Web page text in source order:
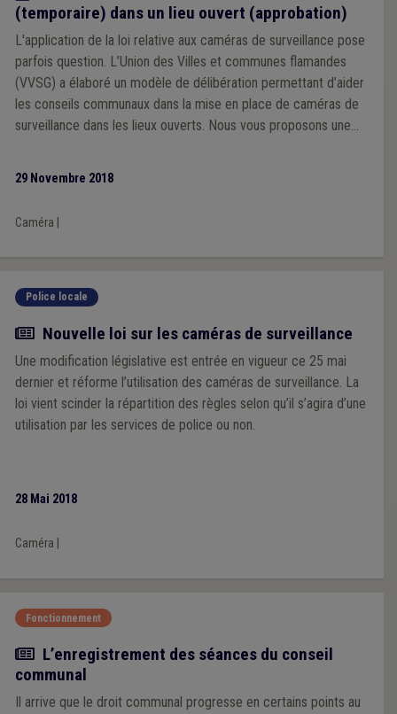
(temporaire) dans un lieu ouvert (approbation)
L'application de la loi relative aux caméras de surveillance pose
parfois question. L’Union des Villes et communes flamandes
(VVSG) a élaboré un modèle de délibération permettant d’aider
les conseils communaux dans la mise en place de caméras de
surveillance dans les lieux ouverts. Nous vous proposons une
29 Novembre 2018
Caméra
Police locale
Actualité
Nouvelle loi sur les caméras de surveillance
Une modification législative est entrée en vigueur ce 25 mai
dernier et réforme l’utilisation des caméras de surveillance. La
loi vient scinder la répartition des règles selon qu’il s’agira d’une
utilisation par les services de police ou non.
28 Mai 2018
Caméra
Fonctionnement
Article
L’enregistrement des séances du conseil
communal
Il arrive que le droit communal progresse en certains points au